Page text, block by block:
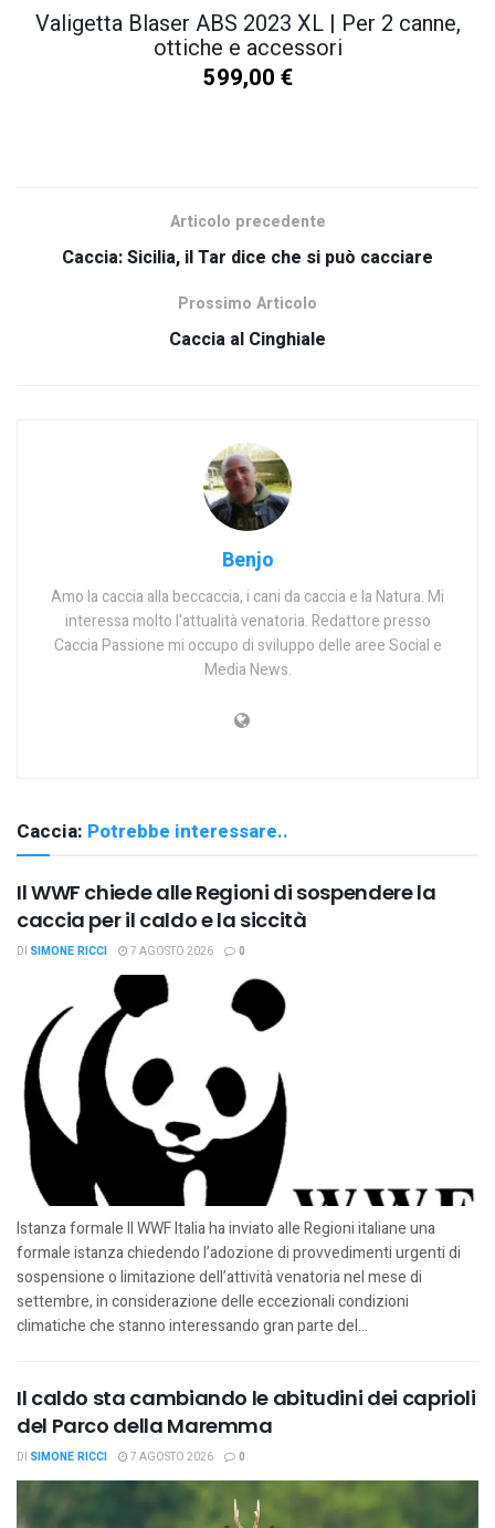
Valigetta Blaser ABS 2023 XL | Per 2 canne,
ottiche e accessori
599,00 €
Articolo precedente
Caccia: Sicilia, il Tar dice che si può cacciare
Prossimo Articolo
Caccia al Cinghiale
Benjo
Amo la caccia alla beccaccia, i cani da caccia e la Natura. Mi
interessa molto l'attualità venatoria. Redattore presso
Caccia Passione mi occupo di sviluppo delle aree Social e
Media News.
Caccia: Potrebbe interessare..
Il WWF chiede alle Regioni di sospendere la
caccia per il caldo e la siccità
DI SIMONE RICCI 7 AGOSTO 2026 0
Istanza formale Il WWF Italia ha inviato alle Regioni italiane una
formale istanza chiedendo l’adozione di provvedimenti urgenti di
sospensione o limitazione dell’attività venatoria nel mese di
settembre, in considerazione delle eccezionali condizioni
climatiche che stanno interessando gran parte del...
Il caldo sta cambiando le abitudini dei caprioli
del Parco della Maremma
DI SIMONE RICCI 7 AGOSTO 2026 0